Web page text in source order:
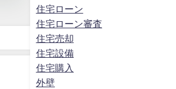
住宅ローン
住宅ローン審査
住宅売却
住宅設備
住宅購入
外壁